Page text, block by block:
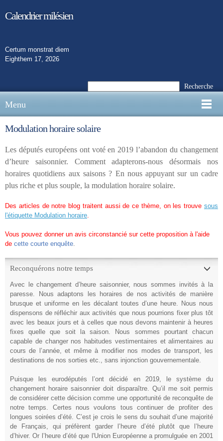
Calendrier milésien
Certum monstrat diem
Eighthem 17, 2026
Recherche
Menu
Modulation horaire solaire
Les députés européens ont voté en 2019 l’abandon du changement
d’heure saisonnier. Comment adapterons-nous désormais nos
horaires quotidiens aux saisons ? En nous appuyant sur un cadre
plus riche et plus souple, la modulation horaire solaire.
Des articles de notre blog traitent aussi de ce thème, on les trouve sous
l'étiquette Modulation horaire.
Vous pouvez donner un avis circonstancié sur cette proposition à l'aide
de cette courte enquête.
Reconquérons notre temps
Avec le changement d’heure saisonnier, nous sommes invités à la
paresse. Nous adaptons les horaires de nos activités de manière
brusque et uniforme en les décalant toutes d’une heure. Nous nous
dispensons de réfléchir aux activités que nous pourrions fixer plus tôt
avec les beaux jours et à celles que nous devons maintenir à heures
fixes quelle que soit la saison. Nous sommes pourtant chacun
capable de changer nos habitudes vestimentaires et alimentaires au
cours de l’année, et même à modifier nos modes de transport, les
destinations de nos sorties etc., sans injonction gouvernementale.
Puisque les eurodéputés l’ont décidé en 2019, le système du
changement horaire saisonnier doit disparaître. Qu’il me soit permis
de considérer cette décision comme une opportunité de reconquête de
notre temps. Certes nous voulons tous continuer de profiter des
longues soirées d’été. C’est je crois le sens du souhait d’une majorité
de Français, qui préfèrent garder l’heure d’été plutôt que l’heure
d’hiver. Or l’heure d’été que l'Union Européenne a promulguée en 2001